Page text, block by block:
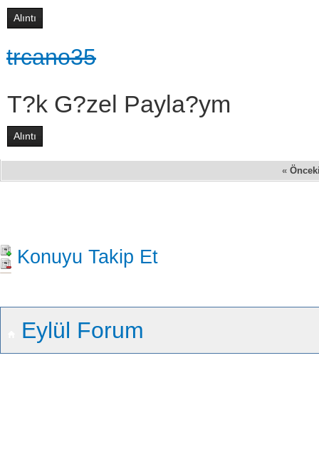
Alıntı
trcano35
T?k G?zel Payla?ym
Alıntı
«
Konuyu Takip Et
Eylül Forum